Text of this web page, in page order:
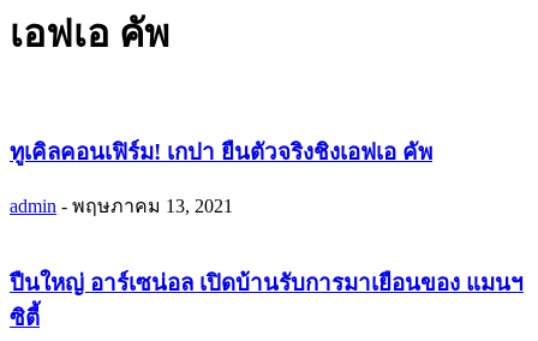
เอฟเอ คัพ
ทูเคิลคอนเฟิร์ม! เกปา ยืนตัวจริงชิงเอฟเอ คัพ
admin - พฤษภาคม 13, 2021
ปืนใหญ่ อาร์เซน่อล เปิดบ้านรับการมาเยือนของ แมนฯ
ซิตี้